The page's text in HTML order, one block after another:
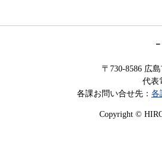
〒730-8586 広
代表
各課お問い合せ先： 各
Copyright ©